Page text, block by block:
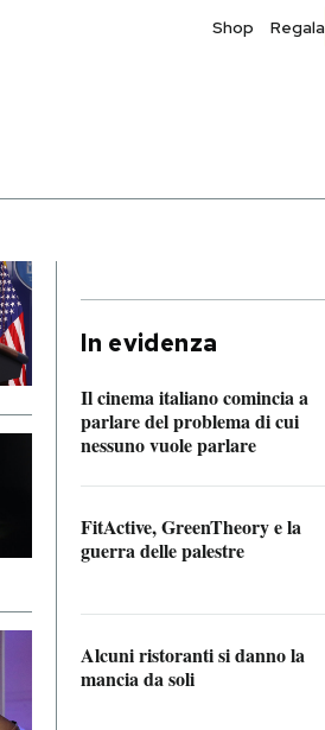
Shop Regala
In evidenza
Il cinema italiano comincia a
parlare del problema di cui
nessuno vuole parlare
FitActive, GreenTheory e la
guerra delle palestre
Alcuni ristoranti si danno la
mancia da soli